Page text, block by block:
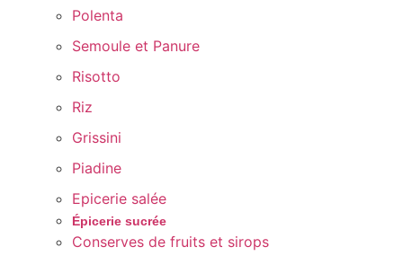
Polenta
Semoule et Panure
Risotto
Riz
Grissini
Piadine
Epicerie salée
Épicerie sucrée
Conserves de fruits et sirops